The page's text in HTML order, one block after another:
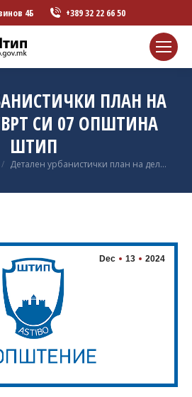
4Б +389 32 22 66 50
ПЛАН НА
СИ 07 ОПШТИНА
ШТИП
Детален урбанистички план на дел…
Dec 13 2024